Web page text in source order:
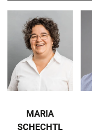
MARIA
SCHECHTL